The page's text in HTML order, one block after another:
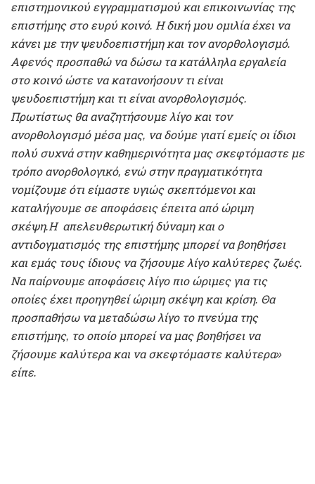
επιστημονικού εγγραμματισμού και επικοινωνίας της
επιστήμης στο ευρύ κοινό. Η δική μου ομιλία έχει να
κάνει με την ψευδοεπιστήμη και τον ανορθολογισμό.
Αφενός προσπαθώ να δώσω τα κατάλληλα εργαλεία
στο κοινό ώστε να κατανοήσουν τι είναι
ψευδοεπιστήμη και τι είναι ανορθολογισμός.
Πρωτίστως θα αναζητήσουμε λίγο και τον
ανορθολογισμό μέσα μας, να δούμε γιατί εμείς οι ίδιοι
πολύ συχνά στην καθημερινότητα μας σκεφτόμαστε με
τρόπο ανορθολογικό, ενώ στην πραγματικότητα
νομίζουμε ότι είμαστε υγιώς σκεπτόμενοι και
καταλήγουμε σε αποφάσεις έπειτα από ώριμη
σκέψη.Η απελευθερωτική δύναμη και ο
αντιδογματισμός της επιστήμης μπορεί να βοηθήσει
και εμάς τους ίδιους να ζήσουμε λίγο καλύτερες ζωές.
Να παίρνουμε αποφάσεις λίγο πιο ώριμες για τις
οποίες έχει προηγηθεί ώριμη σκέψη και κρίση. Θα
προσπαθήσω να μεταδώσω λίγο το πνεύμα της
επιστήμης, το οποίο μπορεί να μας βοηθήσει να
ζήσουμε καλύτερα και να σκεφτόμαστε καλύτερα»
είπε.